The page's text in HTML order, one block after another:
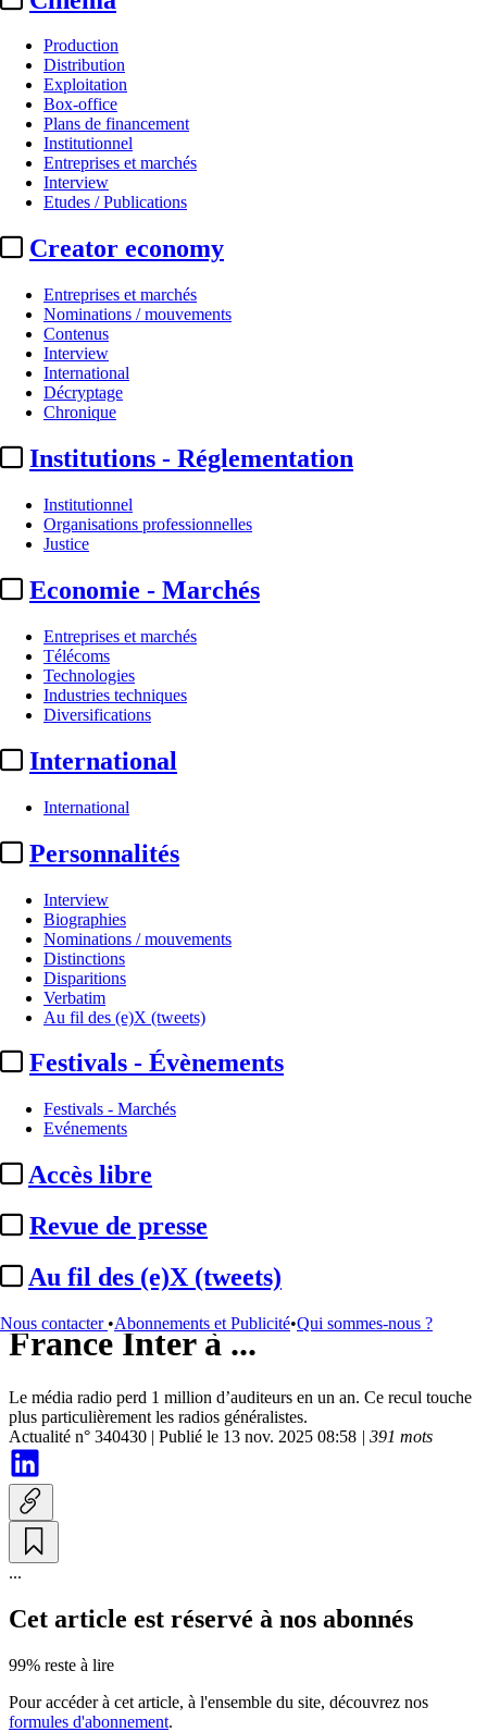
Production
Distribution
Exploitation
Box-office
Plans de financement
Institutionnel
Entreprises et marchés
Interview
Etudes / Publications
Creator economy
Entreprises et marchés
Nominations / mouvements
Contenus
Interview
International
Décryptage
Chronique
Institutions - Réglementation
Institutionnel
Organisations professionnelles
Justice
Economie - Marchés
Entreprises et marchés
Télécoms
Technologies
Industries techniques
Diversifications
International
International
Personnalités
Interview
Biographies
Nominations / mouvements
Distinctions
Disparitions
Verbatim
Au fil des (e)X (tweets)
Festivals - Évènements
Festivals - Marchés
Evénements
Accès libre
Revue de presse
Au fil des (e)X (tweets)
Nous contacter •Abonnements et Publicité•Qui sommes-nous ?
Audio
EAR/septembre-octobre 2025 :
fort recul du média radio,
France Inter à ...
Le média radio perd 1 million d’auditeurs en un an. Ce recul touche
plus particulièrement les radios généralistes.
Actualité n° 340430 | Publié le 13 nov. 2025 08:58 | 391 mots
...
Cet article est réservé à nos abonnés
99% reste à lire
Pour accéder à cet article, à l'ensemble du site, découvrez nos
formules d'abonnement.